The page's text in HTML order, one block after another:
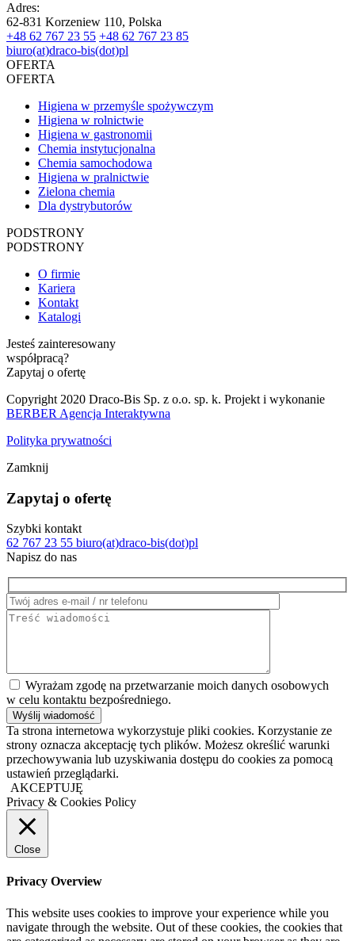
Adres:
62-831 Korzeniew 110, Polska
+48 62 767 23 55 +48 62 767 23 85
biuro(at)draco-bis(dot)pl
OFERTA
OFERTA
Higiena w przemyśle spożywczym
Higiena w rolnictwie
Higiena w gastronomii
Chemia instytucjonalna
Chemia samochodowa
Higiena w pralnictwie
Zielona chemia
Dla dystrybutorów
PODSTRONY
PODSTRONY
O firmie
Kariera
Kontakt
Katalogi
Jesteś zainteresowany
współpracą?
Zapytaj o ofertę
Copyright 2020 Draco-Bis Sp. z o.o. sp. k. Projekt i wykonanie
BERBER Agencja Interaktywna
Polityka prywatności
Zamknij
Zapytaj o ofertę
Szybki kontakt
62 767 23 55 biuro(at)draco-bis(dot)pl
Napisz do nas
Wyrażam zgodę na przetwarzanie moich danych osobowych
w celu kontaktu bezpośredniego.
Ta strona internetowa wykorzystuje pliki cookies. Korzystanie ze
strony oznacza akceptację tych plików. Możesz określić warunki
przechowywania lub uzyskiwania dostępu do cookies za pomocą
ustawień przeglądarki.
AKCEPTUJĘ
Privacy & Cookies Policy
Close
Privacy Overview
This website uses cookies to improve your experience while you
navigate through the website. Out of these cookies, the cookies that